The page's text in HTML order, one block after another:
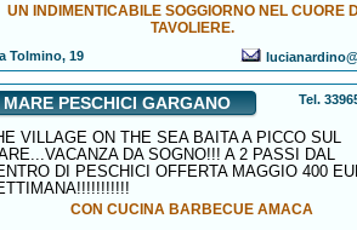
UN INDIMENTICABILE SOGGIORNO NEL CUORE
TAVOLIERE.
Tolmino, 19
PESCHICI GARGANO Tel.
VILLAGE ON THE SEA BAITA A PICCO SUL
DA SOGNO!!! A 2 PASSI DAL
DI PESCHICI OFFERTA MAGGIO 400
CON CUCINA BARBECUE AMACA